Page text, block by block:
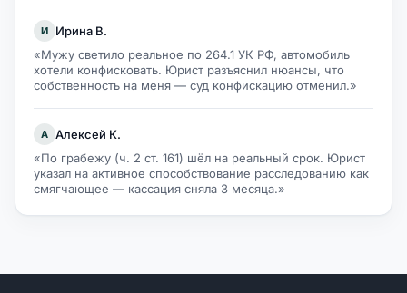
И
Ирина В.
«Мужу светило реальное по 264.1 УК РФ, автомобиль
хотели конфисковать. Юрист разъяснил нюансы, что
собственность на меня — суд конфискацию отменил.»
А Алексей К.
«По грабежу (ч. 2 ст. 161) шёл на реальный срок. Юрист
указал на активное способствование расследованию как
смягчающее — кассация сняла 3 месяца.»